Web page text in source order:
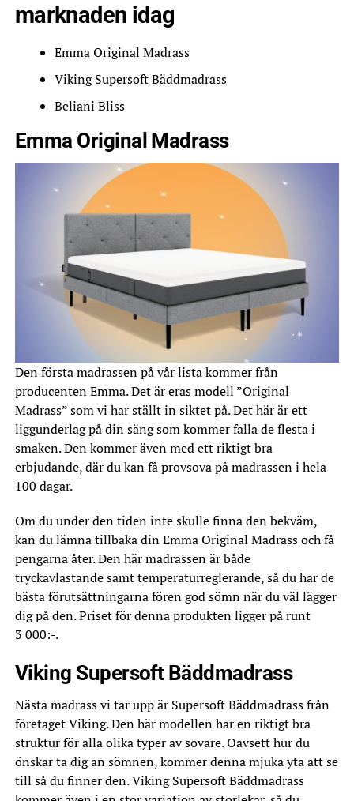
marknaden idag
Emma Original Madrass
Viking Supersoft Bäddmadrass
Beliani Bliss
Emma Original Madrass
Den första madrassen på vår lista kommer från
producenten Emma. Det är eras modell ”Original
Madrass” som vi har ställt in siktet på. Det här är ett
liggunderlag på din säng som kommer falla de flesta i
smaken. Den kommer även med ett riktigt bra
erbjudande, där du kan få provsova på madrassen i hela
100 dagar.
Om du under den tiden inte skulle finna den bekväm,
kan du lämna tillbaka din Emma Original Madrass och få
pengarna åter. Den här madrassen är både
tryckavlastande samt temperaturreglerande, så du har de
bästa förutsättningarna fören god sömn när du väl lägger
dig på den. Priset för denna produkten ligger på runt
3 000:-.
Viking Supersoft Bäddmadrass
Nästa madrass vi tar upp är Supersoft Bäddmadrass från
företaget Viking. Den här modellen har en riktigt bra
struktur för alla olika typer av sovare. Oavsett hur du
önskar ta dig an sömnen, kommer denna mjuka yta att se
till så du finner den. Viking Supersoft Bäddmadrass